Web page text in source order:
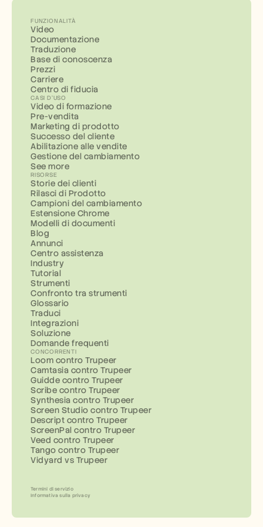
FUNZIONALITÀ
Video
Documentazione
Traduzione
Base di conoscenza
Prezzi
Carriere
Centro di fiducia
CASI D'USO
Video di formazione
Pre-vendita
Marketing di prodotto
Successo del cliente
Abilitazione alle vendite
Gestione del cambiamento
See more
RISORSE
Storie dei clienti
Rilasci di Prodotto
Campioni del cambiamento
Estensione Chrome
Modelli di documenti
Blog
Annunci
Centro assistenza
Industry
Tutorial
Strumenti
Confronto tra strumenti
Glossario
Traduci
Integrazioni
Soluzione
Domande frequenti
CONCORRENTI
Loom contro Trupeer
Camtasia contro Trupeer
Guidde contro Trupeer
Scribe contro Trupeer
Synthesia contro Trupeer
Screen Studio contro Trupeer
Descript contro Trupeer
ScreenPal contro Trupeer
Veed contro Trupeer
Tango contro Trupeer
Vidyard vs Trupeer
Termini di servizio
Informativa sulla privacy